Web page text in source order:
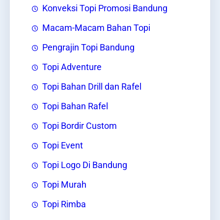
Konveksi Topi Promosi Bandung
Macam-Macam Bahan Topi
Pengrajin Topi Bandung
Topi Adventure
Topi Bahan Drill dan Rafel
Topi Bahan Rafel
Topi Bordir Custom
Topi Event
Topi Logo Di Bandung
Topi Murah
Topi Rimba